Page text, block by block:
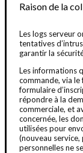
Raison de la
Les logs serveur
tentatives
garantir la
Les informations
commande, via
formulaire
répondre à la
commerciale, et
concernée, les
utilisées pour
(nouveau
personnelles ne